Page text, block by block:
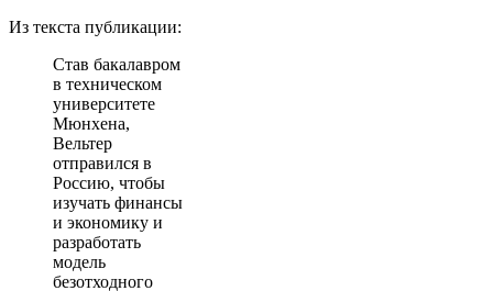
Из текста публикации:
Став бакалавром
в техническом
университете
Мюнхена,
Вельтер
отправился в
Россию, чтобы
изучать финансы
и экономику и
разработать
модель
безотходного